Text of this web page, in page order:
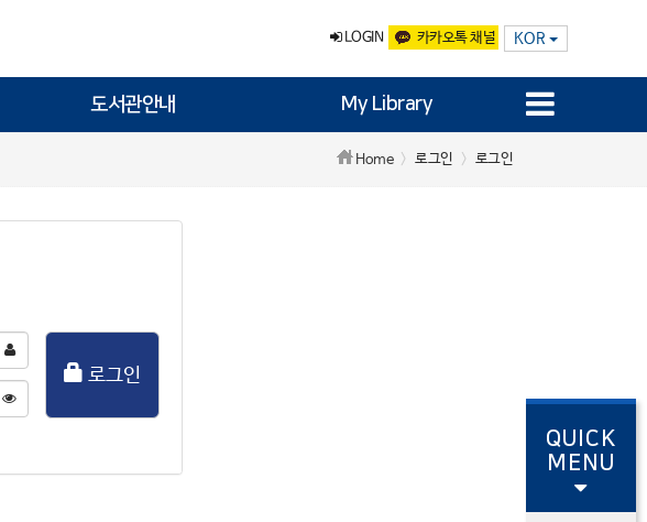
LOGIN 카카오톡 채널 KOR
도서관안내 My Library
Home 로그인 로그인
로그인
QUICK
MENU